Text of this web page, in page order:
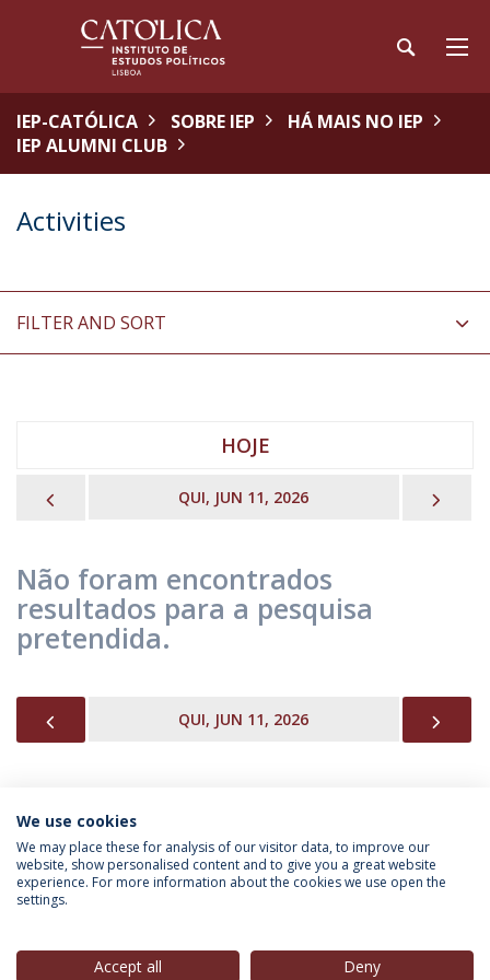
IEP-CATÓLICA SOBRE IEP
HÁ MAIS NO IEP
IEP ALUMNI CLUB
Activities
FILTER AND SORT
HOJE
QUI, JUN 11, 2026
Não foram encontrados
resultados para a pesquisa
pretendida.
QUI, JUN 11, 2026
INFORMAÇÃO PARA
We use cookies
We may place these for analysis of our visitor data, to improve our
website, show personalised content and to give you a great website
experience. For more information about the cookies we use open the
settings.
Accept all Deny